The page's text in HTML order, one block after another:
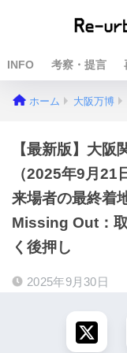
INFO 考察・提言
ホーム 大阪万博
【最新版】大
（2025年9月
来場者の最終着
Missing Out：
く後押し
2025年9月30日